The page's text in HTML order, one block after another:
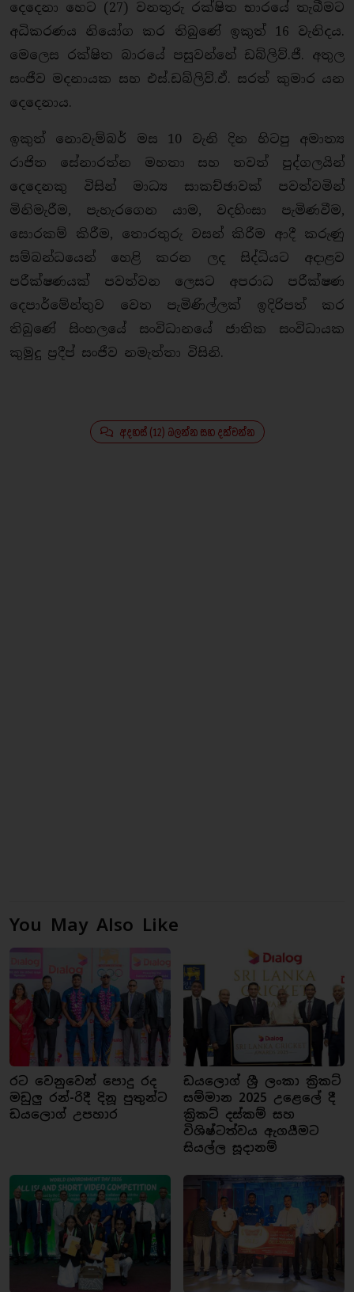
දෙදෙනා හෙට (27) වනතුරු රක්ෂිත භාරයේ තැබීමට
අධිකරණය නියෝග කර තිබුණේ ඉකුත් 16 වැනිදය.
මෙලෙස රක්ෂිත බාරයේ පසුවන්නේ ඩබ්ලිව්.ජී. අතුල
සංජීව මදනායක සහ එස්.ඩබ්ලිව්.ඒ. සරත් කුමාර යන
දෙදෙනාය.
ඉකුත් නොවැම්බර් මස 10 වැනි දින හිටපු අමාත්‍ය
රාජිත සේනාරත්න මහතා සහ තවත් පුද්ගලයින්
දෙදෙනකු විසින් මාධ්‍ය සාකච්ඡාවක් පවත්වමින්
මිනිමැරීම, පැහැරගෙන යාම, වදහිංසා පැමිණවීම,
සොරකම් කිරීම, තොරතුරු වසන් කිරීම ආදී කරුණු
සම්බන්ධයෙන් හෙළි කරන ලද සිද්ධියට අදාළව
පරීක්ෂණයක් පවත්වන ලෙසට අපරාධ පරීක්ෂණ
දෙපාර්මේන්තුව වෙත පැමිණිල්ලක් ඉදිරිපත් කර
තිබුණේ සිංහලයේ සංවිධානයේ ජාතික සංවිධායක
කුමුදු ප්‍රදීප් සංජීව නමැත්තා විසිනි.
අදහස් (12) බලන්න සහ දක්වන්න
You May Also Like
රට වෙනුවෙන් පොදු රද
මඩුලු රන්-රිදී දිනූ පුතුන්ට
ඩයලොග් උපහාර
ඩයලොග් ශ්‍රී ලංකා ක්‍රිකට්
සම්මාන 2025 උළෙලේ දී
ක්‍රිකට් දස්කම් සහ
විශිෂ්ටත්වය ඇගයීමට
සියල්ල සූදානම්